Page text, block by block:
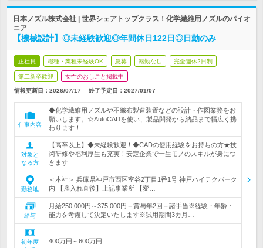
日本ノズル株式会社 | 世界シェアトップクラス！化学繊維用ノズルのパイオ
ニア
【機械設計】◎未経験歓迎◎年間休日122日◎日勤のみ
正社員 職種・業種未経験OK 急募 転勤なし 完全週休2日制
第二新卒歓迎 女性のおしごと掲載中
情報更新日：2026/07/17 終了予定日： 2027/01/07
仕事内容
◆化学繊維用ノズルや不織布製造装置などの設計・作図業務をお
願いします。☆AutoCADを使い、製品開発から納品まで幅広く携
わります！
対象と
なる方
【高卒以上】◆未経験歓迎！◆CADの使用経験をお持ちの方★技
術研修や福利厚生も充実！安定企業で一生モノのスキルが身につ
きます
勤務地
＜本社＞ 兵庫県神戸市西区室谷2丁目1番1号 神戸ハイテクパーク
内 【雇入れ直後】上記事業所 【変…
給与
月給250,000円～375,000円＋賞与年2回＋諸手当※経験・年齢・
能力を考慮して決定いたします※試用期間3カ月…
初年度
400万円～600万円